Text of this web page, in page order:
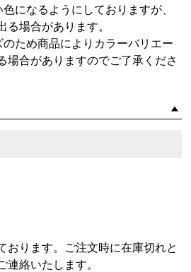
になるようにしておりますが、
場合があります。
ため商品によりカラーバリエー
場合がありますのでご了承くださ
おります。ご注文時に在庫切れと
絡いたします。